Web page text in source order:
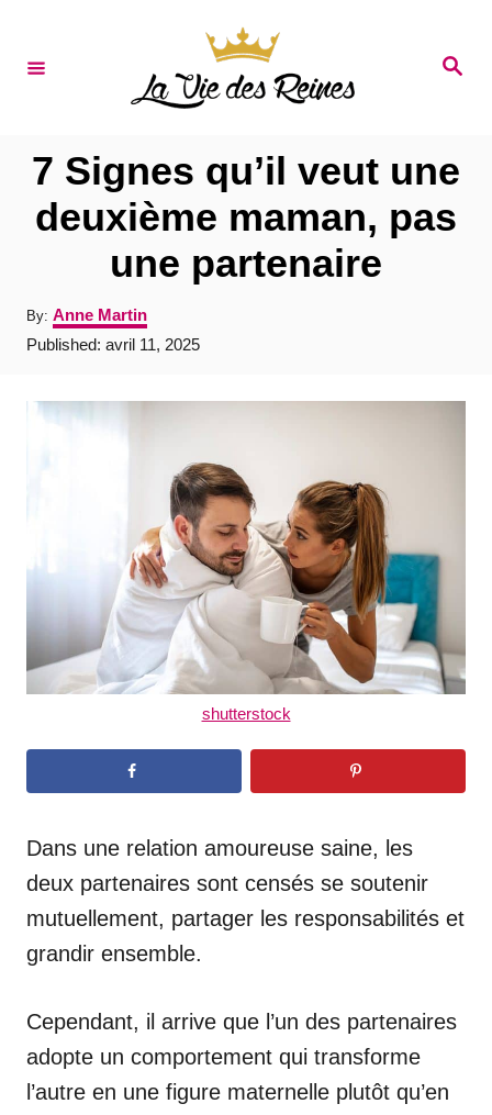
S
7 Signes qu’il veut une
deuxième maman, pas
une partenaire
By: A
u
t
o
r
Anne Martin
P
Published: avril 11, 2025
shutterstock
Dans une relation amoureuse saine, les
deux partenaires sont censés se soutenir
mutuellement, partager les responsabilités et
grandir ensemble.
Cependant, il arrive que l’un des partenaires
adopte un comportement qui transforme
l’autre en une figure maternelle plutôt qu’en